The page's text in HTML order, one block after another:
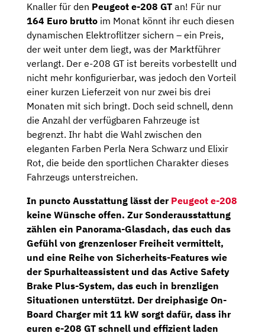
Knaller für den Peugeot e-208 GT an! Für nur
164 Euro brutto im Monat könnt ihr euch diesen
dynamischen Elektroflitzer sichern – ein Preis,
der weit unter dem liegt, was der Marktführer
verlangt. Der e-208 GT ist bereits vorbestellt und
nicht mehr konfigurierbar, was jedoch den Vorteil
einer kurzen Lieferzeit von nur zwei bis drei
Monaten mit sich bringt. Doch seid schnell, denn
die Anzahl der verfügbaren Fahrzeuge ist
begrenzt. Ihr habt die Wahl zwischen den
eleganten Farben Perla Nera Schwarz und Elixir
Rot, die beide den sportlichen Charakter dieses
Fahrzeugs unterstreichen.
In puncto Ausstattung lässt der Peugeot e-208
keine Wünsche offen. Zur Sonderausstattung
zählen ein Panorama-Glasdach, das euch das
Gefühl von grenzenloser Freiheit vermittelt,
und eine Reihe von Sicherheits-Features wie
der Spurhalteassistent und das Active Safety
Brake Plus-System, das euch in brenzligen
Situationen unterstützt. Derdreiphasige On-
Board Charger mit 11 kW sorgt dafür, dass ihr
euren e-208 GT schnell und effizient laden